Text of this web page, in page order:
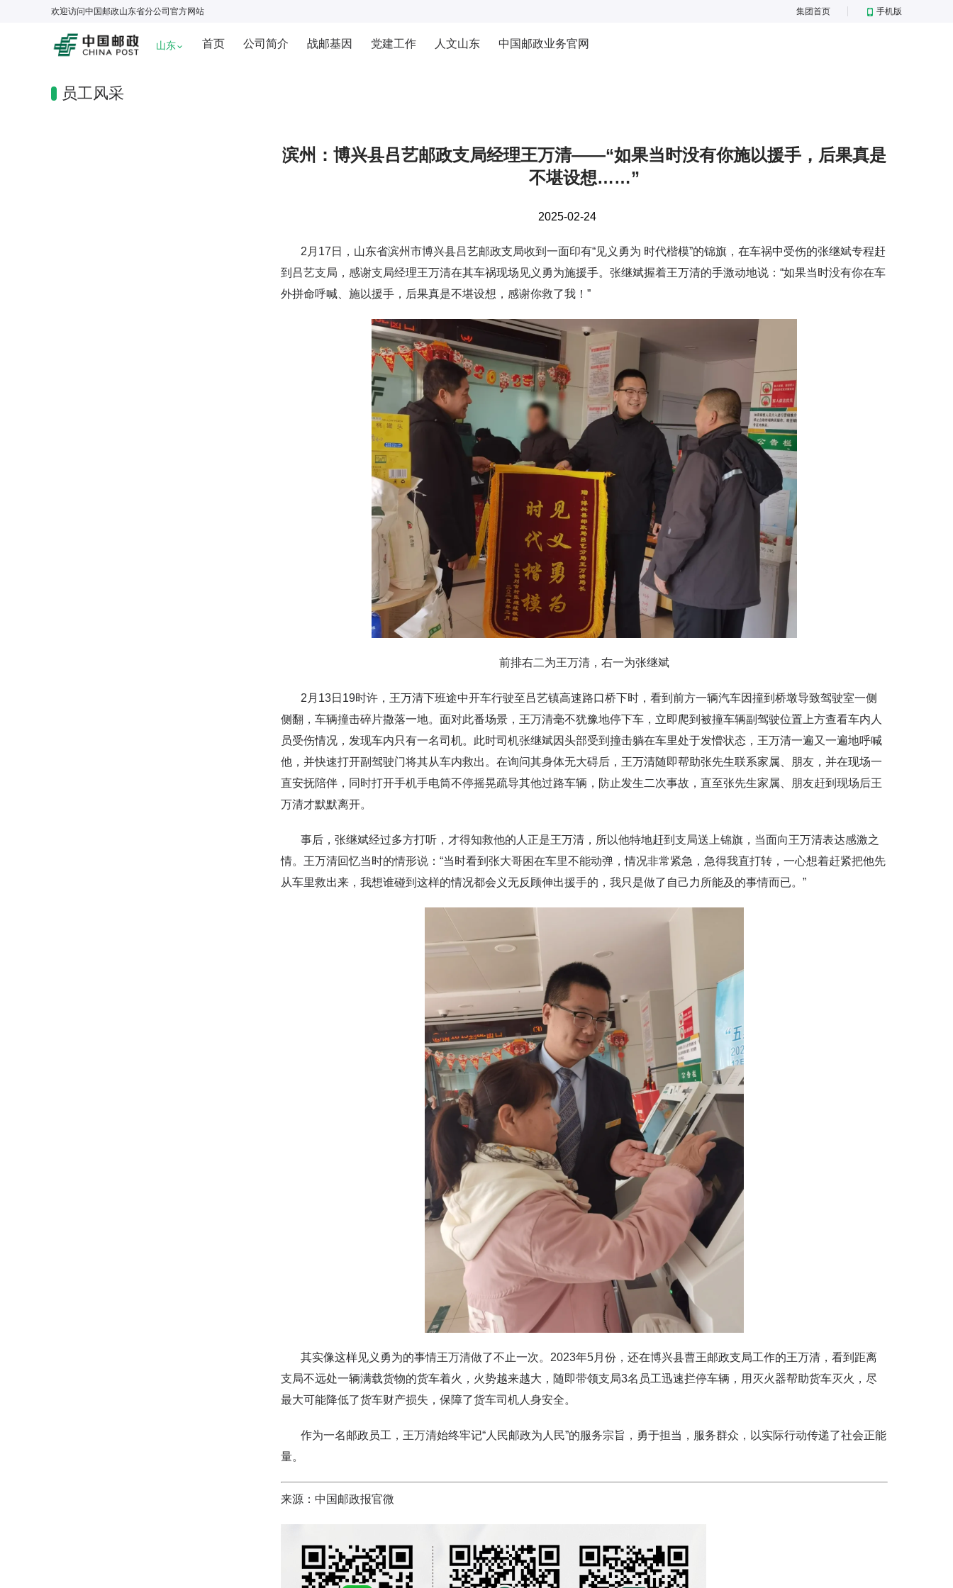
欢迎访问中国邮政山东省分公司 官方网站 集团首页 手机版
山东 首页 公司简介 战邮基因 党建工作 人文山东 中国邮政业务官网
员工风采
滨州：博兴县吕艺邮政支局经理王万清——“如果当时没有你施以援手，后果真是
不堪设想……”
2025-02-24
2月17日，山东省滨州市博兴县吕艺邮政支局收到一面印有“见义勇为 时代楷模”的锦旗，在车祸中受伤的张继斌专程赶
到吕艺支局，感谢支局经理王万清在其车祸现场见义勇为施援手。张继斌握着王万清的手激动地说：“如果当时没有你在车
外拼命呼喊、施以援手，后果真是不堪设想，感谢你救了我！”
前排右二为王万清，右一为张继斌
2月13日19时许，王万清下班途中开车行驶至吕艺镇高速路口桥下时，看到前方一辆汽车因撞到桥墩导致驾驶室一侧
侧翻，车辆撞击碎片撒落一地。面对此番场景，王万清毫不犹豫地停下车，立即爬到被撞车辆副驾驶位置上方查看车内人
员受伤情况，发现车内只有一名司机。此时司机张继斌因头部受到撞击躺在车里处于发懵状态，王万清一遍又一遍地呼喊
他，并快速打开副驾驶门将其从车内救出。在询问其身体无大碍后，王万清随即帮助张先生联系家属、朋友，并在现场一
直安抚陪伴，同时打开手机手电筒不停摇晃疏导其他过路车辆，防止发生二次事故，直至张先生家属、朋友赶到现场后王
万清才默默离开。
事后，张继斌经过多方打听，才得知救他的人正是王万清，所以他特地赶到支局送上锦旗，当面向王万清表达感激之
情。王万清回忆当时的情形说：“当时看到张大哥困在车里不能动弹，情况非常紧急，急得我直打转，一心想着赶紧把他先
从车里救出来，我想谁碰到这样的情况都会义无反顾伸出援手的，我只是做了自己力所能及的事情而已。”
其实像这样见义勇为的事情王万清做了不止一次。2023年5月份，还在博兴县曹王邮政支局工作的王万清，看到距离
支局不远处一辆满载货物的货车着火，火势越来越大，随即带领支局3名员工迅速拦停车辆，用灭火器帮助货车灭火，尽
最大可能降低了货车财产损失，保障了货车司机人身安全。
作为一名邮政员工，王万清始终牢记“人民邮政为人民”的服务宗旨，勇于担当，服务群众，以实际行动传递了社会正能
量。
来源：中国邮政报官微